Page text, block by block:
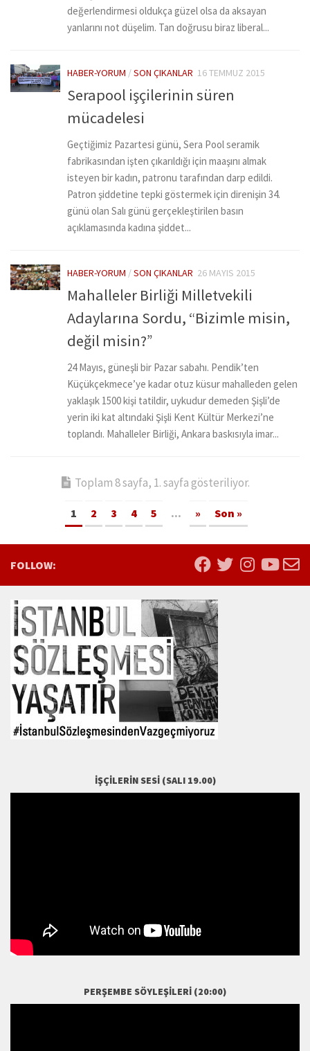
değerlendirmesi oldukça güzel olsa da aksayan
yanlarını not düşelim. Tan doğrusu biraz liberal...
HABER-YORUM /SON ÇIKANLAR 16 TEMMUZ 2015
Serapool işçilerinin süren
mücadelesi
Geçtiğimiz Pazartesi günü, Sera Pool seramik
fabrikasından işten çıkarıldığı için maaşını almak
isteyen bir kadın, patronu tarafından darp edildi.
Patron şiddetine tepki göstermek için direnişin 34.
günü olan Salı günü gerçekleştirilen basın
açıklamasında kadına şiddet...
HABER-YORUM /SON ÇIKANLAR 26 MAYIS 2015
Mahalleler Birliği Milletvekili
Adaylarına Sordu, “Bizimle misin,
değil misin?”
24 Mayıs, güneşli bir Pazar sabahı. Pendik’ten
Küçükçekmece’ye kadar otuz küsur mahalleden gelen
yaklaşık 1500 kişi tatildir, uykudur demeden Şişli’de
yerin iki kat altındaki Şişli Kent Kültür Merkezi’ne
toplandı. Mahalleler Birliği, Ankara baskısıyla imar...
Toplam 8 sayfa, 1. sayfa gösteriliyor.
1 2 3 4 5 ... » Son »
FOLLOW:
İŞÇILERIN SESI (SALI 19.00)
PERŞEMBE SÖYLEŞILERI (20:00)